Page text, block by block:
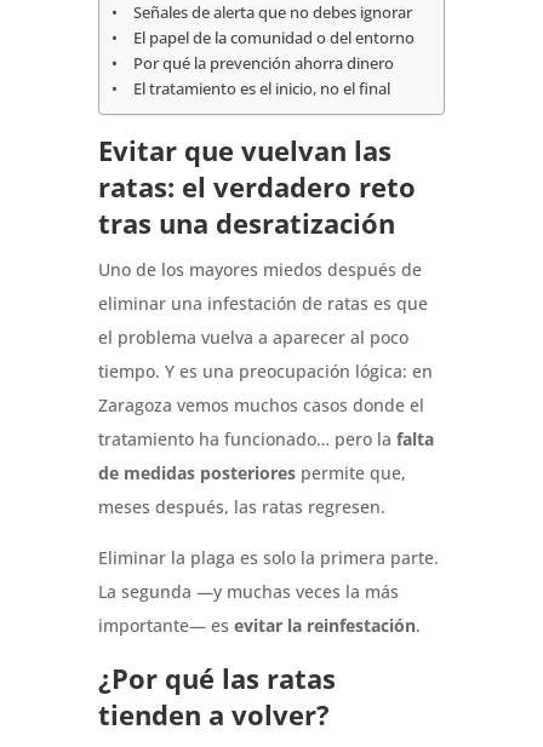
Señales de alerta que no debes ignorar
El papel de la comunidad o del entorno
Por qué la prevención ahorra dinero
El tratamiento es el inicio, no el final
Evitar que vuelvan las
ratas: el verdadero reto
tras una desratización
Uno de los mayores miedos después de
eliminar una infestación de ratas es que
el problema vuelva a aparecer al poco
tiempo. Y es una preocupación lógica: en
Zaragoza vemos muchos casos donde el
tratamiento ha funcionado… pero la falta
de medidas posteriorespermite que,
meses después, las ratas regresen.
Eliminar la plaga es solo la primera parte.
La segunda —y muchas veces la más
importante— es evitar la reinfestación.
¿Por qué las ratas
tienden a volver?